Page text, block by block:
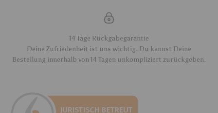
14 Tage Rückgabegarantie
Deine Zufriedenheit ist uns wichtig. Du kannst Deine
Bestellung innerhalb von 14 Tagen unkompliziert zurückgeben.